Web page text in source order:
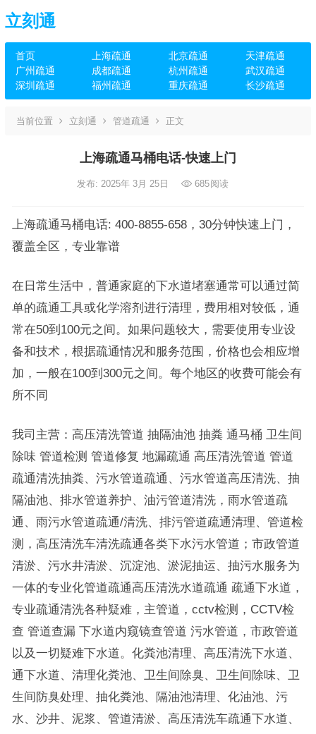
立刻通
首页 上海疏通 北京疏通
天津疏通
广州疏通
成都疏通 杭州疏通
武汉疏通
深圳疏通
福州疏通 重庆疏通 长沙疏通
当前位置 立刻通 管道疏通 正文
上海疏通马桶电话-快速上门
发布: 2025年 3月 25日 685阅读
上海疏通马桶电话: 400-8855-658，30分钟快速上门，
覆盖全区，专业靠谱
在日常生活中，普通家庭的下水道堵塞通常可以通过简
单的疏通工具或化学溶剂进行清理，费用相对较低，通
常在50到100元之间。如果问题较大，需要使用专业设
备和技术，根据疏通情况和服务范围，价格也会相应增
加，一般在100到300元之间。每个地区的收费可能会有
所不同
我司主营：高压清洗管道 抽隔油池 抽粪 通马桶 卫生间
除味 管道检测 管道修复 地漏疏通 高压清洗管道 管道
疏通清洗抽粪、污水管道疏通、污水管道高压清洗、抽
隔油池、排水管道养护、油污管道清洗，雨水管道疏
通、雨污水管道疏通/清洗、排污管道疏通清理、管道检
测，高压清洗车清洗疏通各类下水污水管道；市政管道
清淤、污水井清淤、沉淀池、淤泥抽运、抽污水服务为
一体的专业化管道疏通高压清洗水道疏通 疏通下水道，
专业疏通清洗各种疑难，主管道，cctv检测，CCTV检
查 管道查漏 下水道内窥镜查管道 污水管道，市政管道
以及一切疑难下水道。化粪池清理、高压清洗下水道、
通下水道、清理化粪池、卫生间除臭、卫生间除味、卫
生间防臭处理、抽化粪池、隔油池清理、化油池、污
水、沙井、泥浆、管道清淤、高压清洗车疏通下水道、